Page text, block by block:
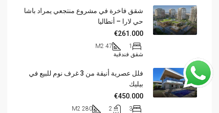
شقق فاخرة في مشروع منتجعي يمراد باشا
حي لارا – أنطاليا
€261.000
1
47 M2
شقق فندقية
فلل عصرية أنيقة من 3 غرف نوم للبيع في
بيليك
€450.000
3
2
280 M2